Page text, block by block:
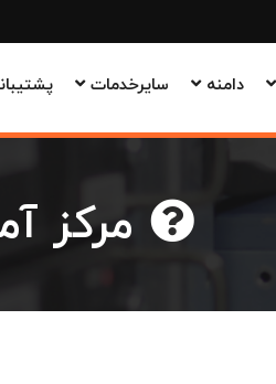
سایرخدمات دامنه